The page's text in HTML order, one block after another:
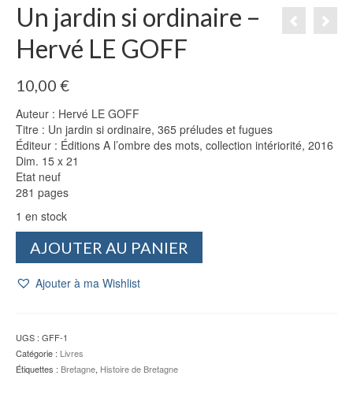
Un jardin si ordinaire –
Hervé LE GOFF
10,00 €
Auteur : Hervé LE GOFF
Titre : Un jardin si ordinaire, 365 préludes et fugues
Éditeur : Éditions A l’ombre des mots, collection intériorité, 2016
Dim. 15 x 21
Etat neuf
281 pages
1 en stock
jardin
-
Hervé
LE
AJOUTER AU PANIER
Ajouter à ma Wishlist
UGS : GFF-1
Catégorie : Livres
Étiquettes : Bretagne, Histoire de Bretagne